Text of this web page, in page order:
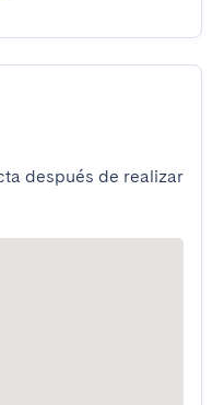
después de realizar